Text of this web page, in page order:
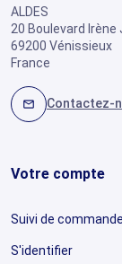
ALDES
20 Boulevard Irène
69200 Vénissieux
France
mail Contactez-
Votre compte
Suivi de commande
S'identifier